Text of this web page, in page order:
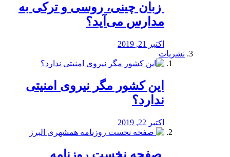
️ زبان چینی، روسی و ترکی به
مدارس می‌آید؟
اکتبر 21, 2019
نشریات
این کشور مگر نیروی امنیتی
ندارد؟
اکتبر 22, 2019
️ صفحه نخست روزنامه‌